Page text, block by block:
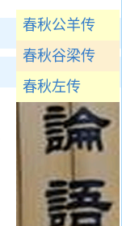
春秋公羊传
春秋谷梁传
春秋左传